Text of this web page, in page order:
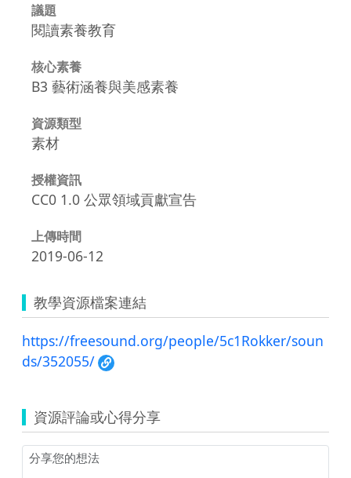
議題
閱讀素養教育
核心素養
B3 藝術涵養與美感素養
資源類型
素材
授權資訊
CC0 1.0 公眾領域貢獻宣告
上傳時間
2019-06-12
教學資源檔案連結
https://freesound.org/people/5c1Rokker/soun
ds/352055/
資源評論或心得分享